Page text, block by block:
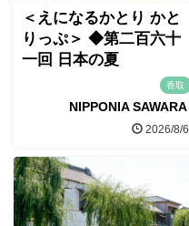
＜えになるかとり かと
りっぷ＞ ◆第二百六十
一回 日本の夏
香取
NIPPONIA SAWARA
2026/8/6